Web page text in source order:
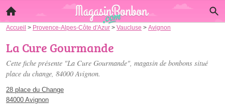
Accueil > Provence-Alpes-Côte d'Azur > Vaucluse > Avignon
La Cure Gourmande
Cette fiche présente "La Cure Gourmande", magasin de bonbons situé
place du change, 84000 Avignon.
28 place du Change
84000 Avignon